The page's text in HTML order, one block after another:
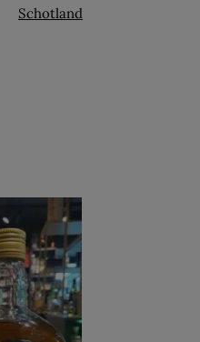
Schotland